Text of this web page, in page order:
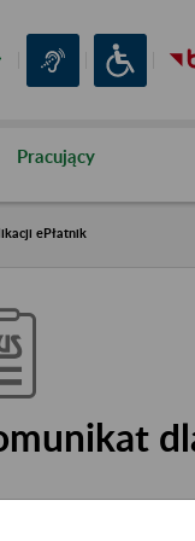
Pracujący
ePłatnik